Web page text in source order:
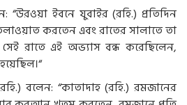
“উরওয়া ইবনে যুবাইর (রহি.) প্রতিদিন
করতেন এবং রাতের সালাতে তা
রাতে এই অভ্যাস বন্ধ করেছিলেন,
বলেন: “কাতাদাহ (রহি.) রমজানের